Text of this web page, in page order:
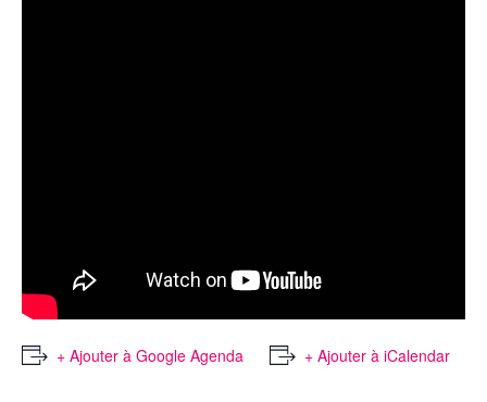
+ Ajouter à Google Agenda + Ajouter à iCalendar